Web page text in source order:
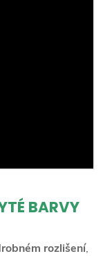
BARVY
rozlišení,